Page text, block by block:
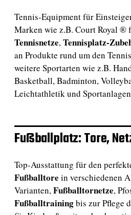
Tennis-Equipment für
Marken wie z.B. Court Royal ®
Tennisnetze,Tennisplatz-
an Produkte rund um den
weitere Sportarten wie z.B.
Basketball, Badminton,
Leichtathletik und
Fußballplatz: Tore,
Top-Ausstattung für den
Fußballtore in verschiedenen
Varianten,Fußballtornetze,
Fußballtrainingbis zur Pflege